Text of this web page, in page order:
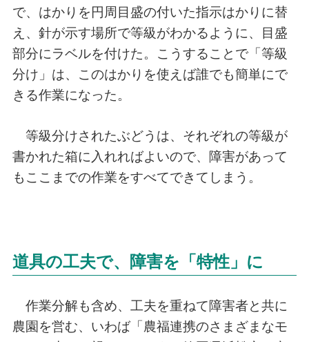
で、はかりを円周目盛の付いた指示はかりに替
え、針が示す場所で等級がわかるように、目盛
部分にラベルを付けた。こうすることで「等級
分け」は、このはかりを使えば誰でも簡単にで
きる作業になった。
等級分けされたぶどうは、それぞれの等級が
書かれた箱に入れればよいので、障害があって
もここまでの作業をすべてできてしまう。
道具の工夫で、障害を「特性」に
作業分解も含め、工夫を重ねて障害者と共に
農園を営む、いわば「農福連携のさまざまなモ